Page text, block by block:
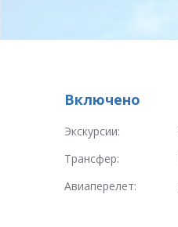
Включено
Экскурсии:
Трансфер:
Авиаперелет: